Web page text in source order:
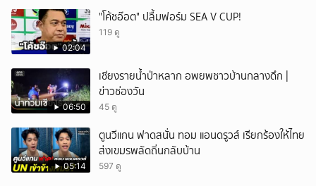
02:04
"โค้ชอ๊อต" ปลื้มฟอร์ม SEA V CUP!
119 ดู
06:50
เชียงรายน้ำป่าหลาก อพยพชาวบ้านกลางดึก |
ข่าวช่องวัน
45 ดู
05:14
ตูนวีแกน ฟาดสนั่น ทอม แอนดรูวส์ เรียกร้องให้ไทย
ส่งเขมรพลัดถิ่นกลับบ้าน
597 ดู